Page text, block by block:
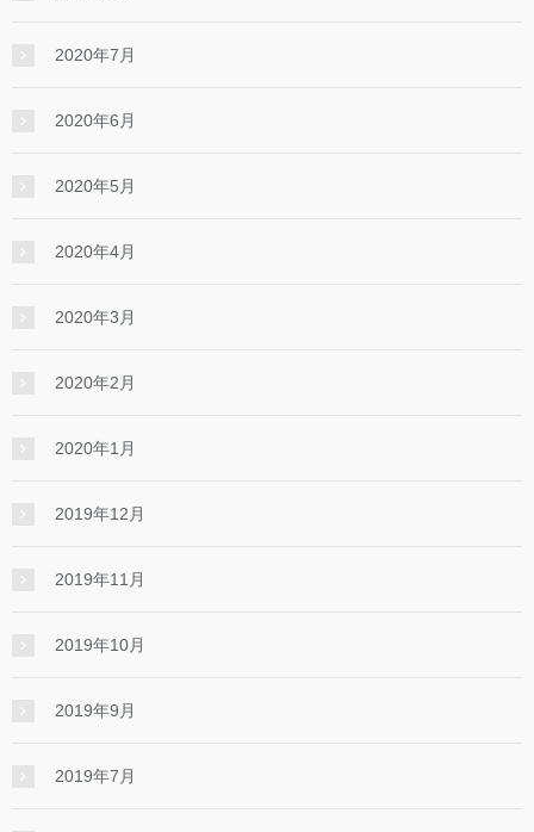
2020年7月
2020年6月
2020年5月
2020年4月
2020年3月
2020年2月
2020年1月
2019年12月
2019年11月
2019年10月
2019年9月
2019年7月